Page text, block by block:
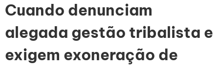
Cuando denunciam
alegada gestão tribalista e
exigem exoneração de